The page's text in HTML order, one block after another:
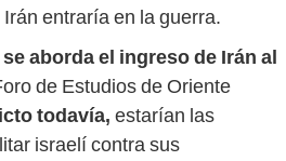
entraría en la guerra.
se aborda el ingreso de Irán al
de Estudios de Oriente
todavía, estarían las
israelí contra sus